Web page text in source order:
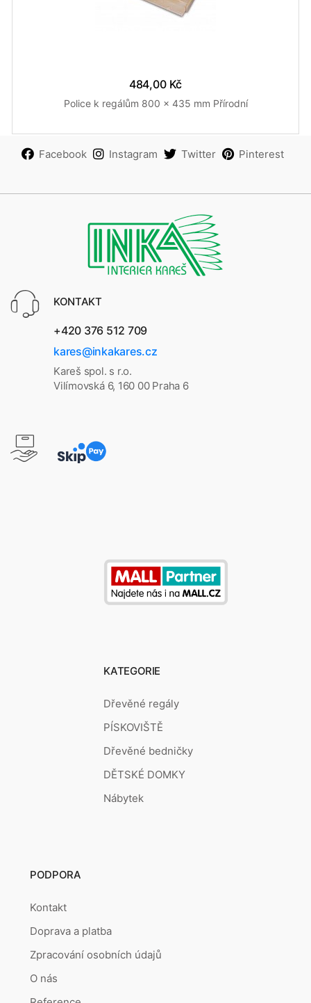
484,00 Kč
Police k regálům 800 x 435 mm Přírodní
Facebook Instagram Twitter Pinterest
KONTAKT
+420 376 512 709
kares@inkakares.cz
Kareš spol. s r.o.
Vilímovská 6, 160 00 Praha 6
KATEGORIE
Dřevěné regály
PÍSKOVIŠTĚ
Dřevěné bedničky
DĚTSKÉ DOMKY
Nábytek
PODPORA
Kontakt
Doprava a platba
Zpracování osobních údajů
O nás